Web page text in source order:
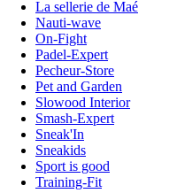
La sellerie de Maé
Nauti-wave
On-Fight
Padel-Expert
Pecheur-Store
Pet and Garden
Slowood Interior
Smash-Expert
Sneak'In
Sneakids
Sport is good
Training-Fit